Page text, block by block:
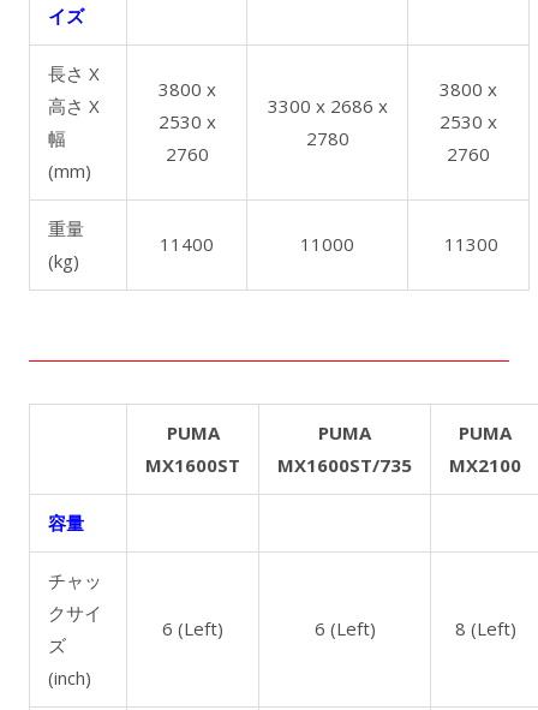
イズ
長さ X
高さ X
幅
(mm)
3800 x
2530 x
2760
3300 x 2686 x
2780
3800 x
2530 x
2760
重量
(kg)
11400 11000 11300
PUMA
MX1600ST
PUMA
MX1600ST/735
PUMA
MX2100
容量
チャッ
クサイ
ズ
(inch)
6 (Left) 6 (Left) 8 (Left)